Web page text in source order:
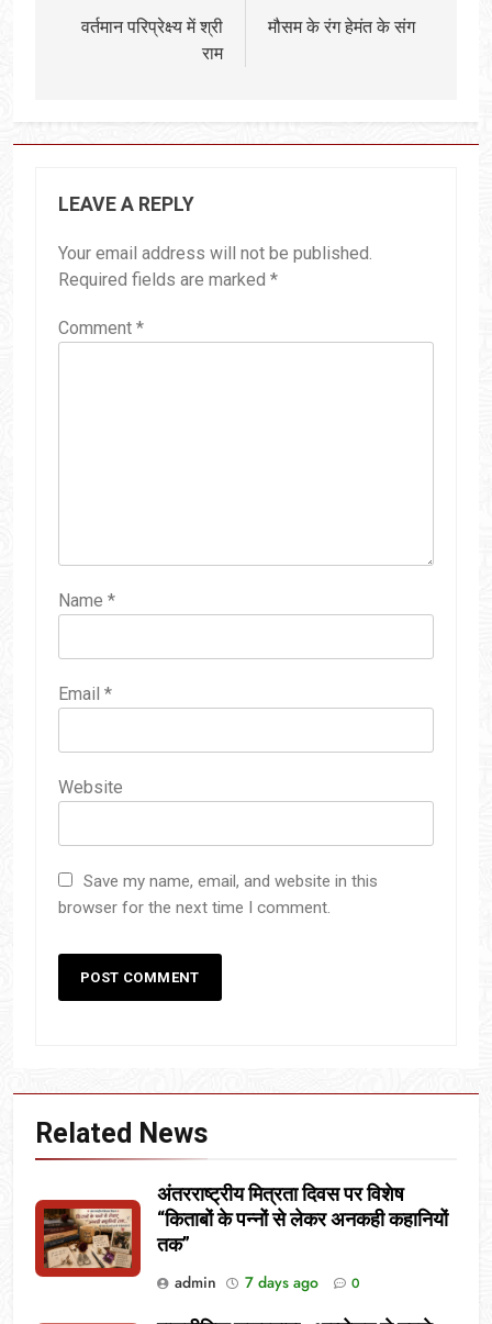
वर्तमान परिप्रेक्ष्य में श्री
राम
मौसम के रंग हेमंत के संग
LEAVE A REPLY
Your email address will not be published.
Required fields are marked *
Comment *
Name *
Email *
Website
Save my name, email, and website in this
browser for the next time I comment.
Related News
अंतरराष्ट्रीय मित्रता दिवस पर विशेष
“किताबों के पन्नों से लेकर अनकही कहानियों
तक”
admin
7 days ago 0